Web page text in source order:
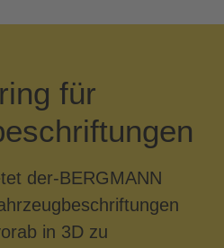
für
der-BERGMANN
in 3D zu